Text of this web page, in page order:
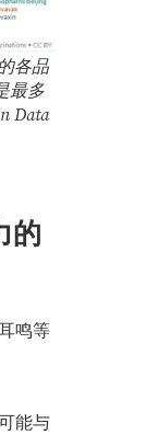
各品
最多
Data
的
鸣等
能与